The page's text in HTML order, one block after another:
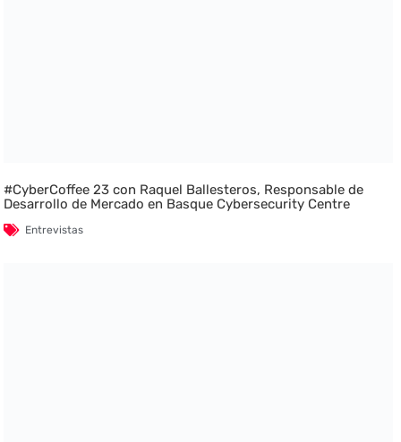
#CyberCoffee 23 con Raquel Ballesteros, Responsable de
Desarrollo de Mercado en Basque Cybersecurity Centre
Entrevistas